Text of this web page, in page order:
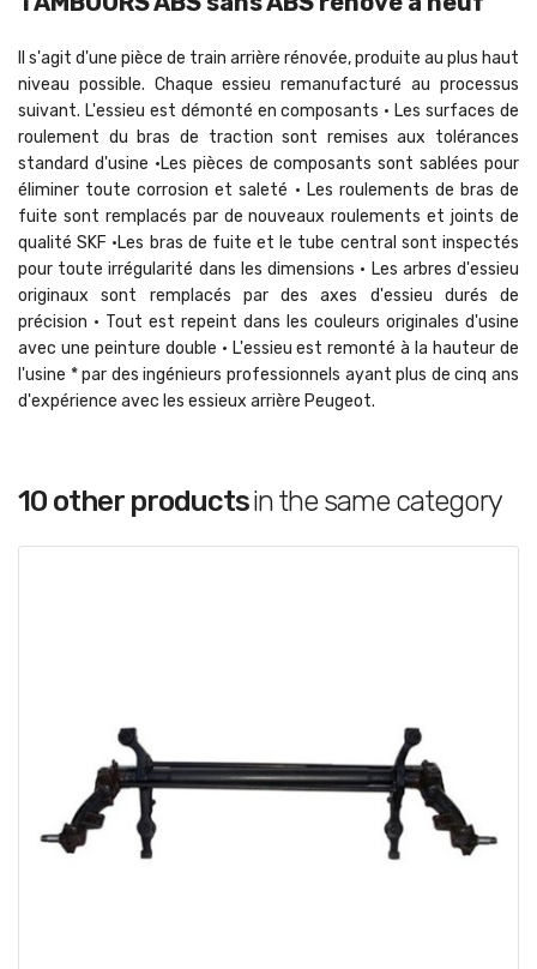
Il s'agit d'une pièce de train arrière rénovée, produite au plus haut
niveau possible. Chaque essieu remanufacturé au processus
suivant. L'essieu est démonté en composants • Les surfaces de
roulement du bras de traction sont remises aux tolérances
standard d'usine •Les pièces de composants sont sablées pour
éliminer toute corrosion et saleté • Les roulements de bras de
fuite sont remplacés par de nouveaux roulements et joints de
qualité SKF •Les bras de fuite et le tube central sont inspectés
pour toute irrégularité dans les dimensions • Les arbres d'essieu
originaux sont remplacés par des axes d'essieu durés de
précision • Tout est repeint dans les couleurs originales d'usine
avec une peinture double • L'essieu est remonté à la hauteur de
l'usine * par des ingénieurs professionnels ayant plus de cinq ans
d'expérience avec les essieux arrière Peugeot.
10 other productsin the same category